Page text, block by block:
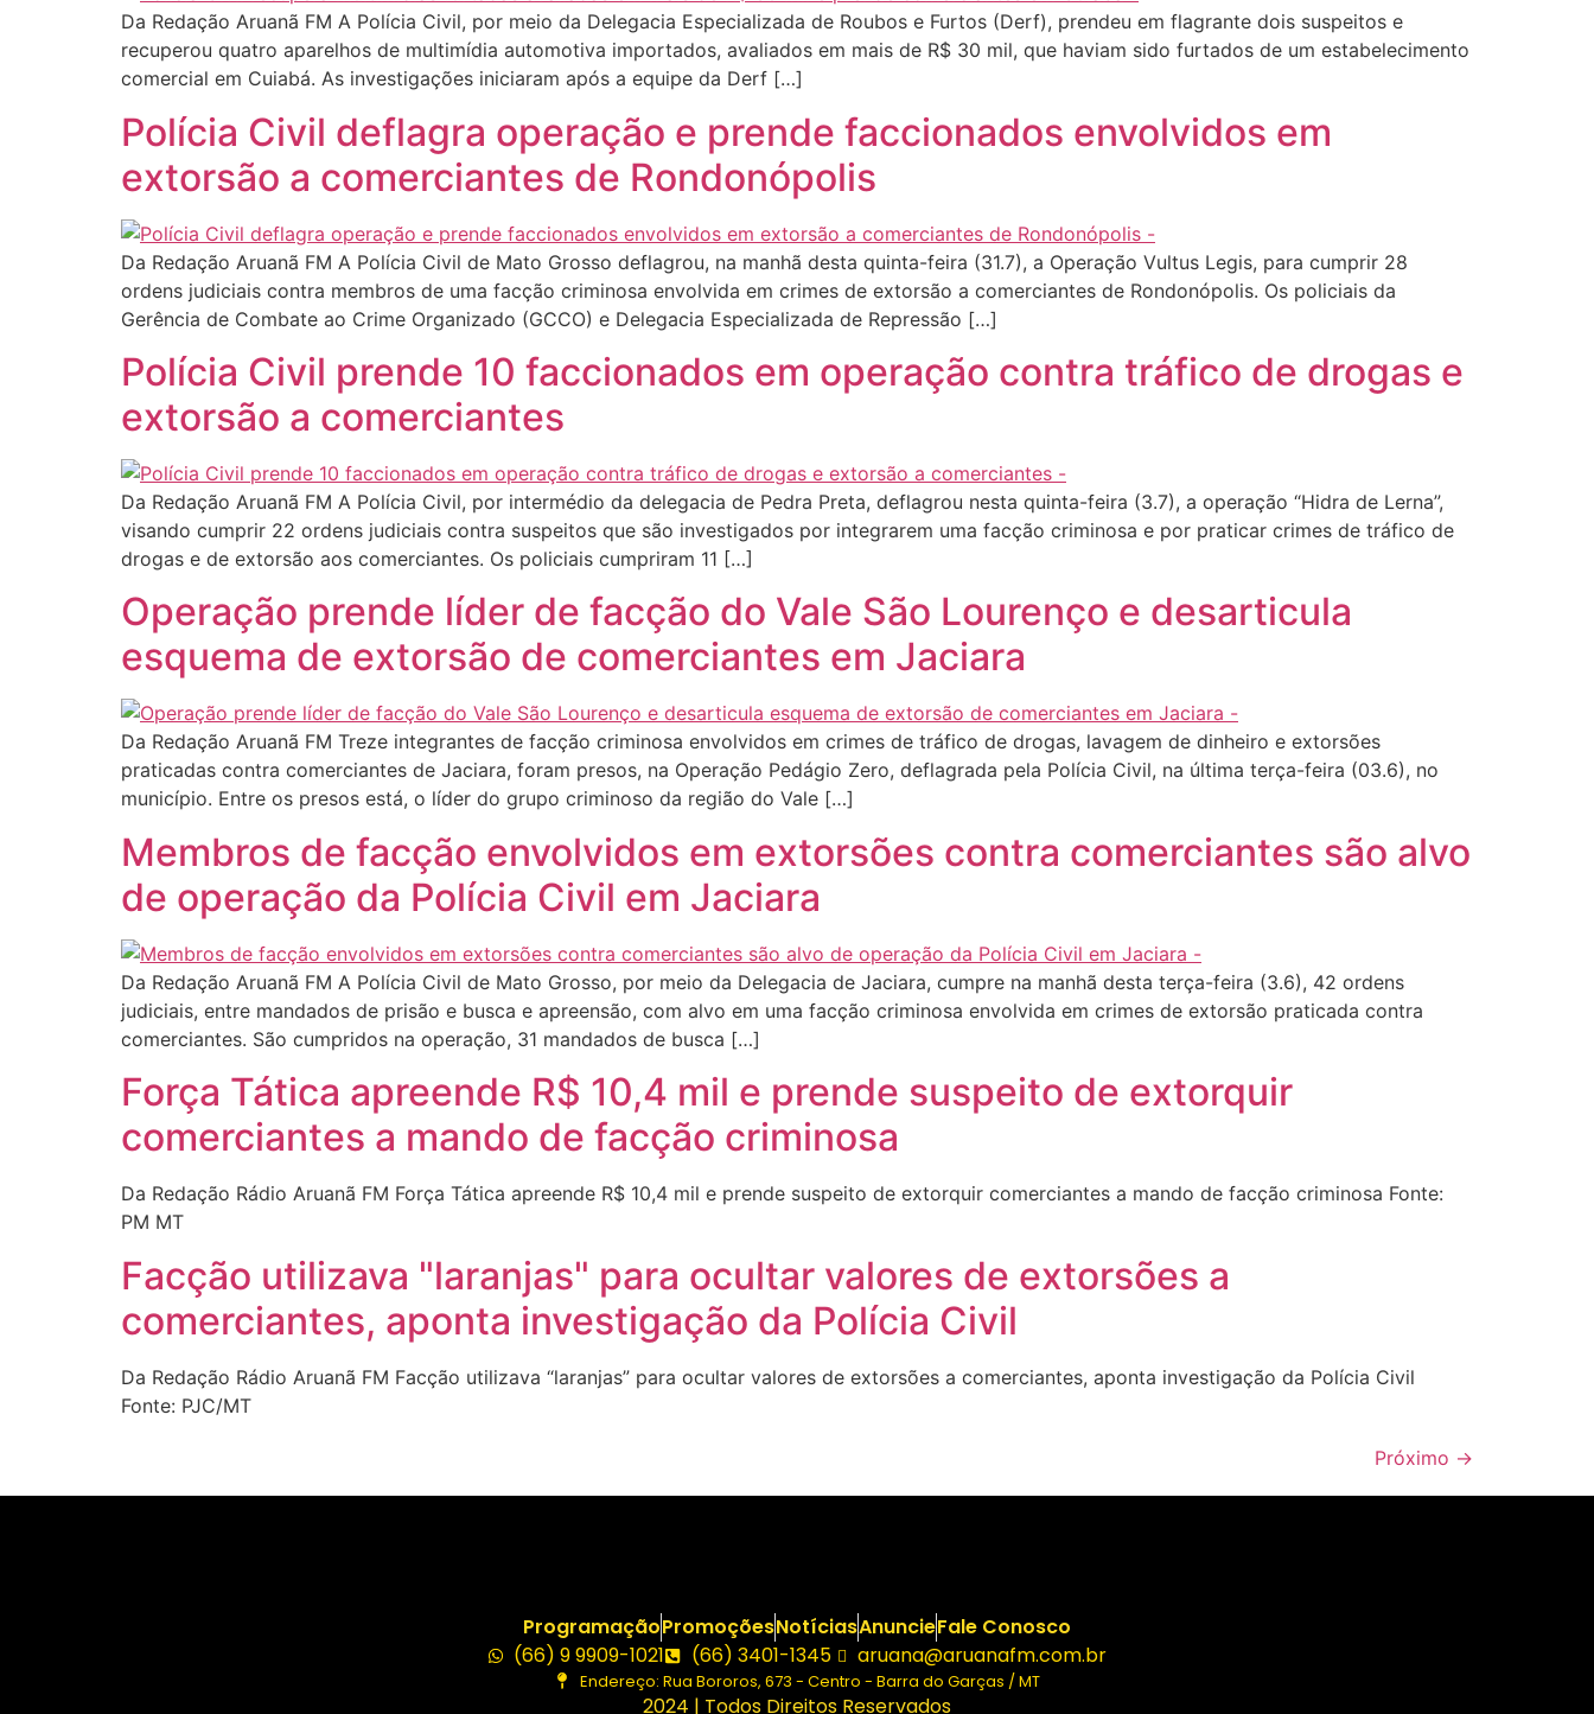
Da Redação Aruanã FM A Polícia Civil, por meio da Delegacia Especializada de Roubos e Furtos (Derf), prendeu em flagrante dois suspeitos e
recuperou quatro aparelhos de multimídia automotiva importados, avaliados em mais de R$ 30 mil, que haviam sido furtados de um estabelecimento
comercial em Cuiabá. As investigações iniciaram após a equipe da Derf […]
Polícia Civil deflagra operação e prende faccionados envolvidos em
extorsão a comerciantes de Rondonópolis
Da Redação Aruanã FM A Polícia Civil de Mato Grosso deflagrou, na manhã desta quinta-feira (31.7), a Operação Vultus Legis, para cumprir 28
ordens judiciais contra membros de uma facção criminosa envolvida em crimes de extorsão a comerciantes de Rondonópolis. Os policiais da
Gerência de Combate ao Crime Organizado (GCCO) e Delegacia Especializada de Repressão […]
Polícia Civil prende 10 faccionados em operação contra tráfico de drogas e
extorsão a comerciantes
Da Redação Aruanã FM A Polícia Civil, por intermédio da delegacia de Pedra Preta, deflagrou nesta quinta-feira (3.7), a operação “Hidra de Lerna”,
visando cumprir 22 ordens judiciais contra suspeitos que são investigados por integrarem uma facção criminosa e por praticar crimes de tráfico de
drogas e de extorsão aos comerciantes. Os policiais cumpriram 11 […]
Operação prende líder de facção do Vale São Lourenço e desarticula
esquema de extorsão de comerciantes em Jaciara
Da Redação Aruanã FM Treze integrantes de facção criminosa envolvidos em crimes de tráfico de drogas, lavagem de dinheiro e extorsões
praticadas contra comerciantes de Jaciara, foram presos, na Operação Pedágio Zero, deflagrada pela Polícia Civil, na última terça-feira (03.6), no
município. Entre os presos está, o líder do grupo criminoso da região do Vale […]
Membros de facção envolvidos em extorsões contra comerciantes são alvo
de operação da Polícia Civil em Jaciara
Da Redação Aruanã FM A Polícia Civil de Mato Grosso, por meio da Delegacia de Jaciara, cumpre na manhã desta terça-feira (3.6), 42 ordens
judiciais, entre mandados de prisão e busca e apreensão, com alvo em uma facção criminosa envolvida em crimes de extorsão praticada contra
comerciantes. São cumpridos na operação, 31 mandados de busca […]
Força Tática apreende R$ 10,4 mil e prende suspeito de extorquir
comerciantes a mando de facção criminosa
Da Redação Rádio Aruanã FM Força Tática apreende R$ 10,4 mil e prende suspeito de extorquir comerciantes a mando de facção criminosa Fonte:
PM MT
Facção utilizava "laranjas" para ocultar valores de extorsões a
comerciantes, aponta investigação da Polícia Civil
Da Redação Rádio Aruanã FM Facção utilizava “laranjas” para ocultar valores de extorsões a comerciantes, aponta investigação da Polícia Civil
Fonte: PJC/MT
Próximo →
ProgramaçãoPromoçõesNotíciasAnuncieFale Conosco
(66) 9 9909-1021
(66) 3401-1345 aruana@aruanafm.com.br
Endereço: Rua Bororos, 673 - Centro - Barra do Garças / MT
2024 | Todos Direitos Reservados